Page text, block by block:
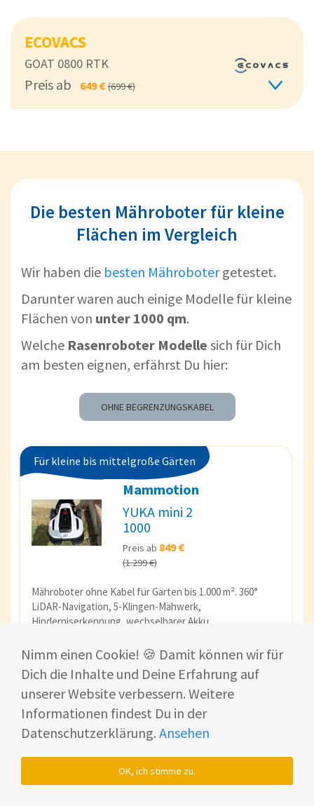
ECOVACS
GOAT 0800 RTK
Preis ab 649 € (699 €)
Die besten Mähroboter für kleine
Flächen im Vergleich
Wir haben die besten Mährobotergetestet.
Darunter waren auch einige Modelle für kleine
Flächen von unter 1000 qm.
Welche Rasenroboter Modelle sich für Dich
am besten eignen, erfährst Du hier:
OHNE BEGRENZUNGSKABEL
Für kleine bis mittelgroße Gärten
Mammotion
YUKA mini 2
1000
Preis ab 849 €
(1.299 €)
Mähroboter ohne Kabel für Gärten bis 1.000 m². 360°
LiDAR-Navigation, 5-Klingen-Mähwerk,
Hinderniserkennung, wechselbarer Akku.
"Der LiDAR-Turm ist kein Designelement. Er
macht den echten Unterschied."
Bei Amazon ansehen*
Mini 2 800 bei Amazon*
Zum Erfahrungsbericht
Nimm einen Cookie! 🍪 Damit können wir für
Dich die Inhalte und Deine Erfahrung auf
unserer Website verbessern. Weitere
Informationen findest Du in der
Datenschutzerklärung. Ansehen
OK, ich stimme zu.